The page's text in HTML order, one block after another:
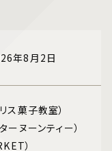
年8月2日
ス菓子教室）
ヌーンティー）
）